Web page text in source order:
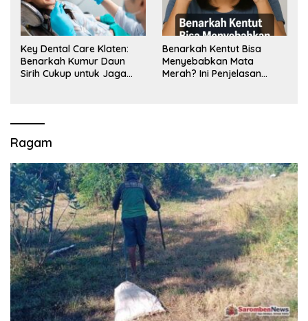
Key Dental Care Klaten:
Benarkah Kumur Daun
Sirih Cukup untuk Jaga
Benarkah Kentut Bisa
Menyebabkan Mata
Merah? Ini Penjelasan
Ragam